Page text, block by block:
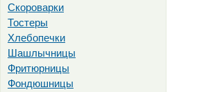
Скороварки
Тостеры
Хлебопечки
Шашлычницы
Фритюрницы
Фондюшницы